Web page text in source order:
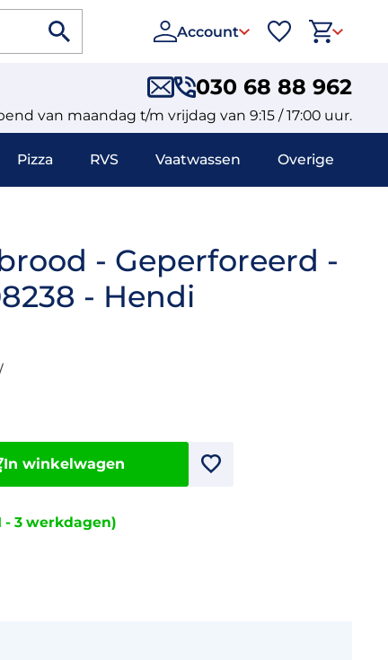
Account
030 68 88 962
van maandag t/m vrijdag van 9:15 / 17:00 uur.
Pizza RVS Vaatwassen Overige
- Geperforeerd -
- Hendi
In winkelwagen
- 3 werkdagen)